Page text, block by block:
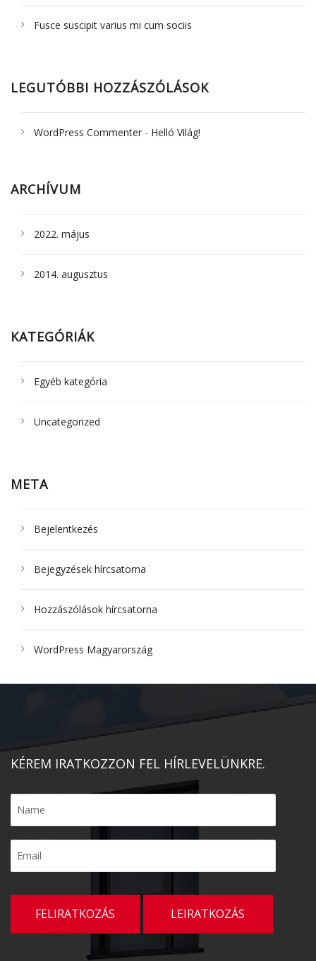
Fusce suscipit varius mi cum sociis
LEGUTÓBBI HOZZÁSZÓLÁSOK
WordPress Commenter - Helló Világ!
ARCHÍVUM
2022. május
2014. augusztus
KATEGÓRIÁK
Egyéb kategória
Uncategorized
META
Bejelentkezés
Bejegyzések hírcsatorna
Hozzászólások hírcsatorna
WordPress Magyarország
KÉREM IRATKOZZON FEL HÍRLEVELÜNKRE.